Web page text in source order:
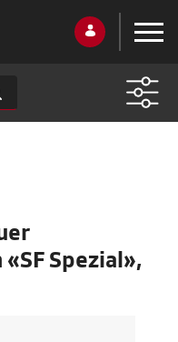
Spezial»,